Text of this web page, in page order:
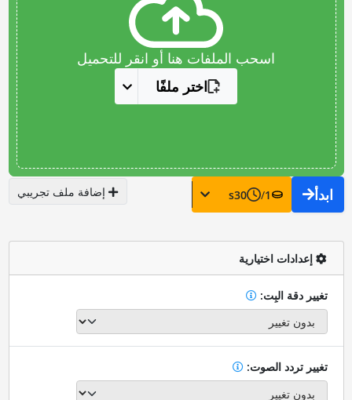
اسحب الملفات هنا أو انقر للتحميل
اختر ملفًا
ابدأ 1
/
30
s إضافة ملف تجريبي
إعدادات اختيارية
تغيير دقة البِت:
تغيير تردد الصوت: